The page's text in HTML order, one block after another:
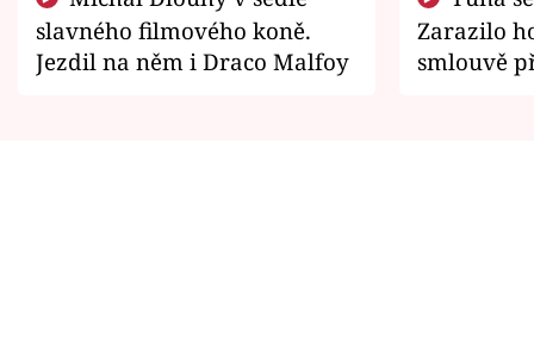
slavného filmového koně.
Jezdil na něm i Draco Malfoy
Zarazilo
smlouvě